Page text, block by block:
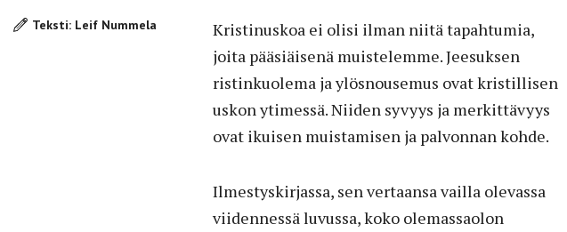
Teksti: Leif Nummela Kristinuskoa ei olisi ilman niitä tapahtumia,
joita pääsiäisenä muistelemme. Jeesuksen
ristinkuolema ja ylösnousemus ovat kristillisen
uskon ytimessä. Niiden syvyys ja merkittävyys
ovat ikuisen muistamisen ja palvonnan kohde.
Ilmestyskirjassa, sen vertaansa vailla olevassa
viidennessä luvussa, koko olemassaolon